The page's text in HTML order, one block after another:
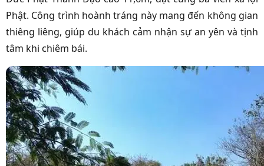
Phật. Công trình hoành tráng này mang đến không gian
thiêng liêng, giúp du khách cảm nhận sự an yên và tịnh
tâm khi chiêm bái.